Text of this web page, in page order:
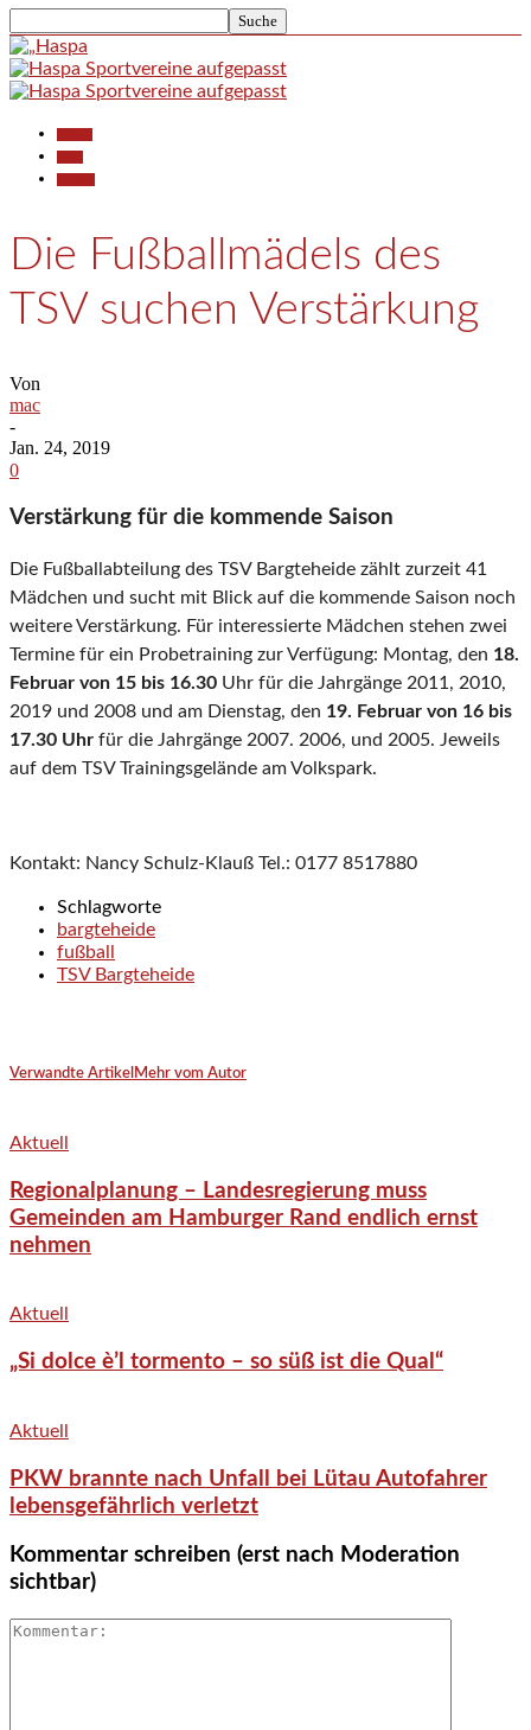
Die Fußballmädels des
TSV suchen Verstärkung
Von
mac
-
Jan. 24, 2019
0
Verstärkung für die kommende Saison
Die Fußballabteilung des TSV Bargteheide zählt zurzeit 41
Mädchen und sucht mit Blick auf die kommende Saison noch
weitere Verstärkung. Für interessierte Mädchen stehen zwei
Termine für ein Probetraining zur Verfügung: Montag, den 18.
Februar von 15 bis 16.30 Uhr für die Jahrgänge 2011, 2010,
2019 und 2008 und am Dienstag, den 19. Februar von 16 bis
17.30 Uhr für die Jahrgänge 2007. 2006, und 2005. Jeweils
auf dem TSV Trainingsgelände am Volkspark.
Kontakt: Nancy Schulz-Klauß Tel.: 0177 8517880
Schlagworte
bargteheide
fußball
TSV Bargteheide
Verwandte Artikel Mehr vom Autor
Aktuell
Regionalplanung – Landesregierung muss
Gemeinden am Hamburger Rand endlich ernst
nehmen
Aktuell
„Si dolce è’l tormento – so süß ist die Qual“
Aktuell
PKW brannte nach Unfall bei Lütau Autofahrer
lebensgefährlich verletzt
Kommentar schreiben (erst nach Moderation
sichtbar)